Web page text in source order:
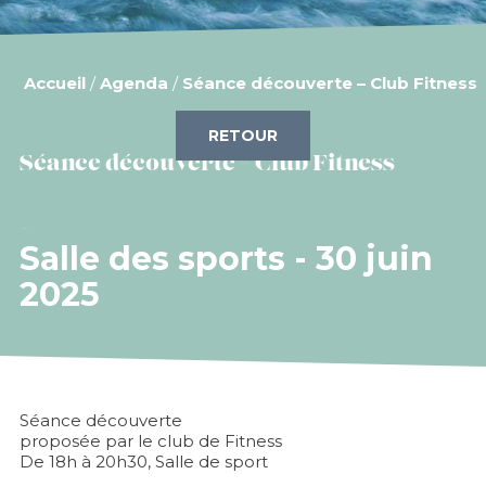
Accueil /Agenda / Séance découverte – Club Fitness
RETOUR
Séance découverte – Club Fitness
Salle des sports - 30 juin
2025
Séance découverte
proposée par le club de Fitness
De 18h à 20h30, Salle de sport